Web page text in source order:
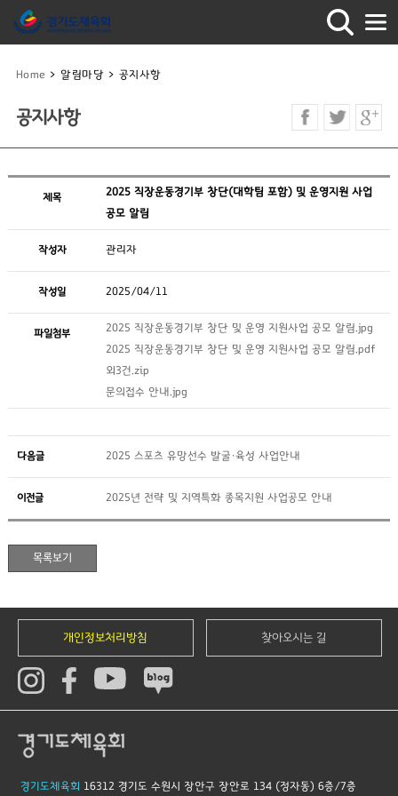
Home > 알림마당 > 공지사항
공지사항
제목
2025 직장운동경기부 창단(대학팀 포함) 및 운영지원 사업
공모 알림
작성자 관리자
작성일 2025/04/11
파일첨부
2025 직장운동경기부 창단 및 운영 지원사업 공모 알림.jpg
2025 직장운동경기부 창단 및 운영 지원사업 공모 알림.pdf
외3건.zip
문의접수 안내.jpg
다음글 2025 스포츠 유망선수 발굴·육성 사업안내
이전글 2025년 전략 및 지역특화 종목지원 사업공모 안내
개인정보처리방침 찾아오시는 길
경기도체육회 16312 경기도 수원시 장안구 장안로 134 (정자동) 6층/7층